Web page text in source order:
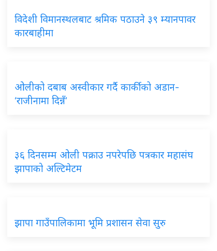
विदेशी विमानस्थलबाट श्रमिक पठाउने ३९ म्यानपावर
कारबाहीमा
ओलीको दबाब अस्वीकार गर्दै कार्कीको अडान-
‘राजीनामा दिन्नँ’
३६ दिनसम्म ओली पक्राउ नपरेपछि पत्रकार महासंघ
झापाको अल्टिमेटम
झापा गाउँपालिकामा भूमि प्रशासन सेवा सुरु